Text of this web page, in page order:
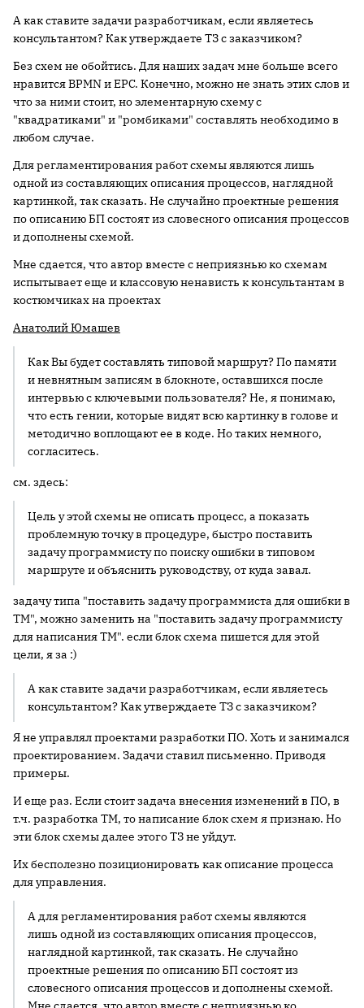
А как ставите задачи разработчикам, если являетесь
консультантом? Как утверждаете ТЗ с заказчиком?
Без схем не обойтись. Для наших задач мне больше всего
нравится BPMN и EPC. Конечно, можно не знать этих слов и
что за ними стоит, но элементарную схему с
"квадратиками" и "ромбиками" составлять необходимо в
любом случае.
Для регламентирования работ схемы являются лишь
одной из составляющих описания процессов, наглядной
картинкой, так сказать. Не случайно проектные решения
по описанию БП состоят из словесного описания процессов
и дополнены схемой.
Мне сдается, что автор вместе с неприязнью ко схемам
испытывает еще и классовую ненависть к консультантам в
костюмчиках на проектах
Анатолий Юмашев
Как Вы будет составлять типовой маршрут? По памяти
и невнятным записям в блокноте, оставшихся после
интервью с ключевыми пользователя? Не, я понимаю,
что есть гении, которые видят всю картинку в голове и
методично воплощают ее в коде. Но таких немного,
согласитесь.
см. здесь:
Цель у этой схемы не описать процесс, а показать
проблемную точку в процедуре, быстро поставить
задачу программисту по поиску ошибки в типовом
маршруте и объяснить руководству, от куда завал.
задачу типа "поставить задачу программиста для ошибки в
ТМ", можно заменить на "поставить задачу программисту
для написания ТМ". если блок схема пишется для этой
цели, я за :)
А как ставите задачи разработчикам, если являетесь
консультантом? Как утверждаете ТЗ с заказчиком?
Я не управлял проектами разработки ПО. Хоть и занимался
проектированием. Задачи ставил письменно. Приводя
примеры.
И еще раз. Если стоит задача внесения изменений в ПО, в
т.ч. разработка ТМ, то написание блок схем я признаю. Но
эти блок схемы далее этого ТЗ не уйдут.
Их бесполезно позиционировать как описание процесса
для управления.
А для регламентирования работ схемы являются
лишь одной из составляющих описания процессов,
наглядной картинкой, так сказать. Не случайно
проектные решения по описанию БП состоят из
словесного описания процессов и дополнены схемой.